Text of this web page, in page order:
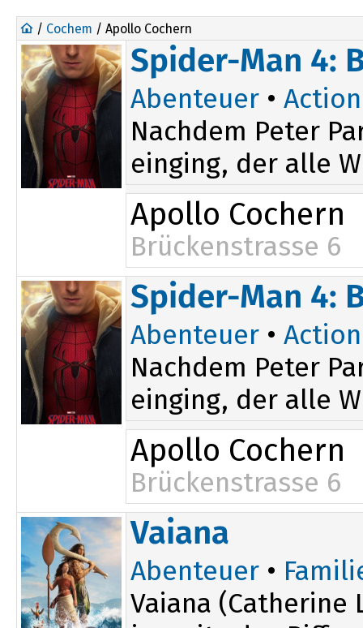
/ Cochem / Apollo Cochern
Spider-Man 4:
Abenteuer • Action
Nachdem Peter
einging, der alle
Apollo Cochern
Brückenstrasse 6
Spider-Man 4:
Abenteuer • Action
Nachdem Peter
einging, der alle
Apollo Cochern
Brückenstrasse 6
Vaiana
Abenteuer •
Vaiana